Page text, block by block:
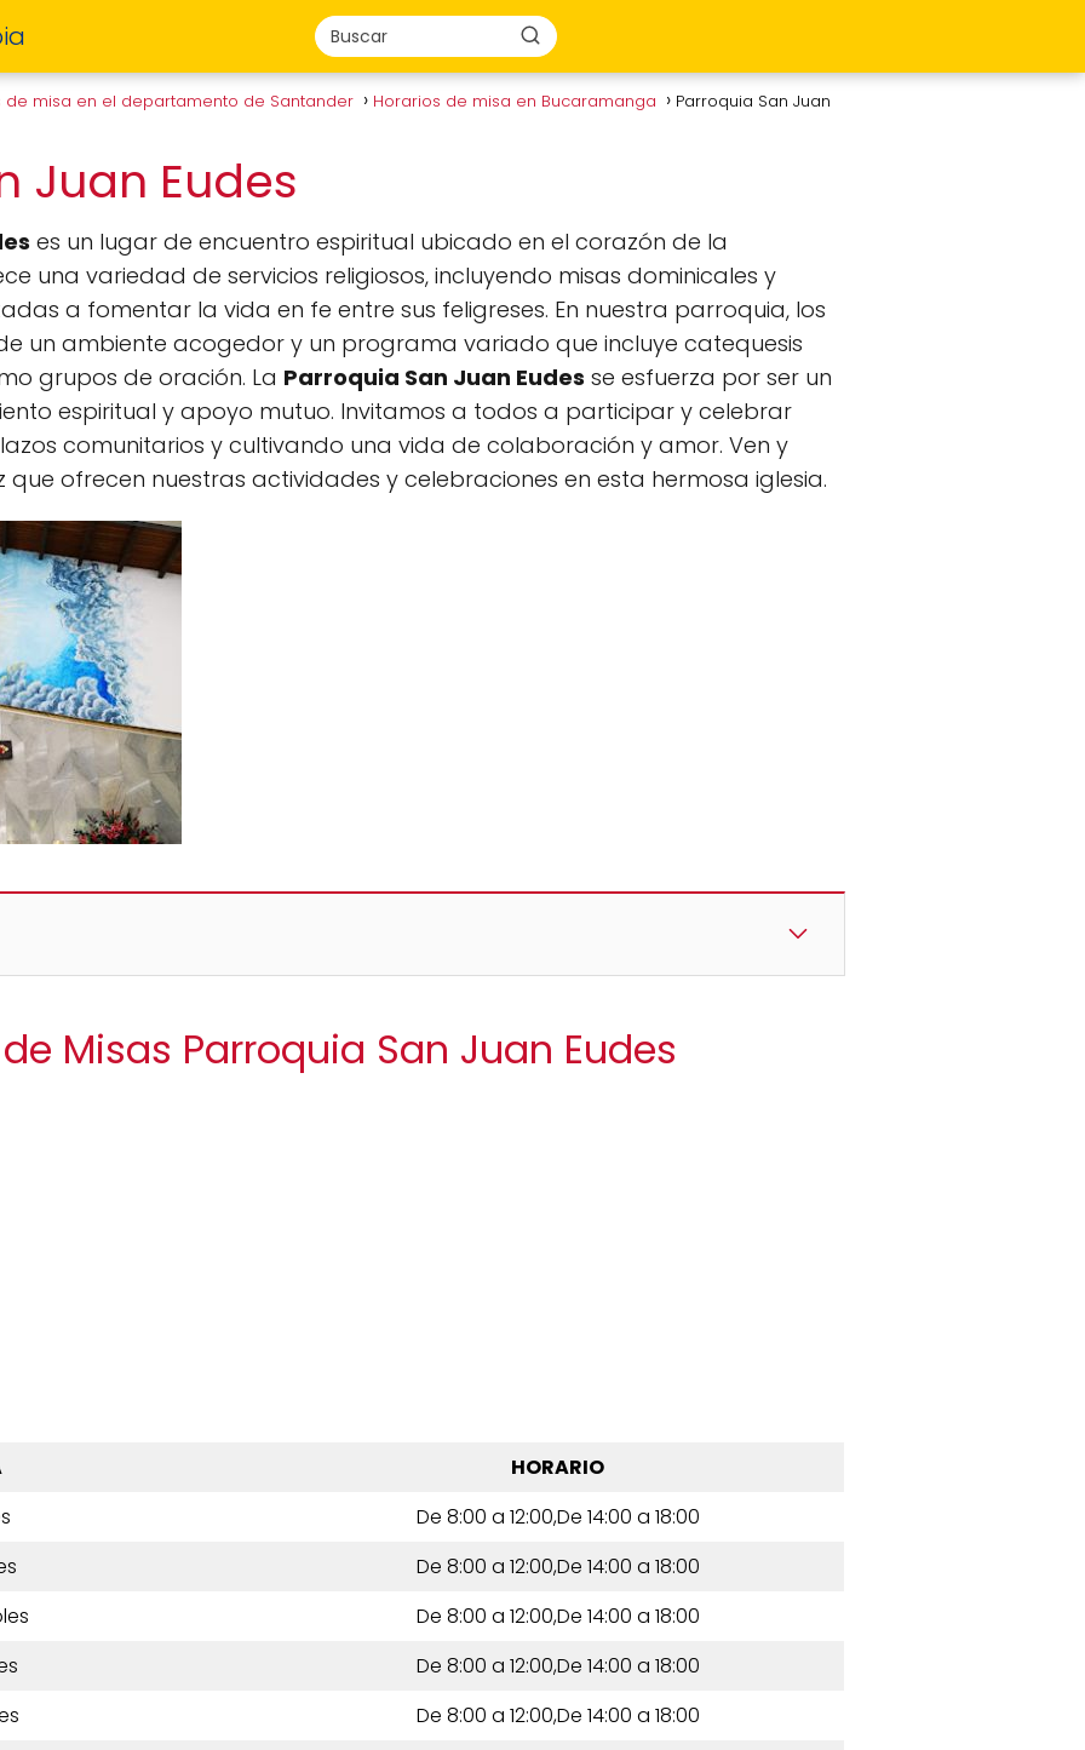
de misa en el departamento de Santander Horarios de misa en Bucaramanga
Parroquia San Juan
Juan Eudes
es un lugar de encuentro espiritual ubicado en el corazón de la
una variedad de servicios religiosos, incluyendo misas dominicales y
a fomentar la vida en fe entre sus feligreses. En nuestra parroquia, los
un ambiente acogedor y un programa variado que incluye catequesis
grupos de oración. La Parroquia San Juan Eudes se esfuerza por ser un
espiritual y apoyo mutuo. Invitamos a todos a participar y celebrar
comunitarios y cultivando una vida de colaboración y amor. Ven y
ofrecen nuestras actividades y celebraciones en esta hermosa iglesia.
Misas Parroquia San Juan Eudes
HORARIO
De 8:00 a 12:00,De 14:00 a 18:00
De 8:00 a 12:00,De 14:00 a 18:00
De 8:00 a 12:00,De 14:00 a 18:00
De 8:00 a 12:00,De 14:00 a 18:00
De 8:00 a 12:00,De 14:00 a 18:00